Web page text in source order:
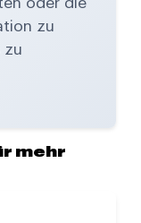
oder die
zu
zu
mehr